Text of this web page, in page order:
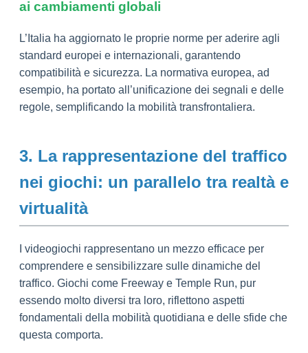
ai cambiamenti globali
L’Italia ha aggiornato le proprie norme per aderire agli
standard europei e internazionali, garantendo
compatibilità e sicurezza. La normativa europea, ad
esempio, ha portato all’unificazione dei segnali e delle
regole, semplificando la mobilità transfrontaliera.
3. La rappresentazione del traffico
nei giochi: un parallelo tra realtà e
virtualità
I videogiochi rappresentano un mezzo efficace per
comprendere e sensibilizzare sulle dinamiche del
traffico. Giochi come Freeway e Temple Run, pur
essendo molto diversi tra loro, riflettono aspetti
fondamentali della mobilità quotidiana e delle sfide che
questa comporta.